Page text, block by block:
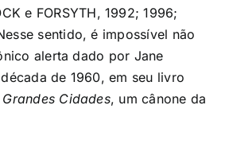
e FORSYTH, 1992; 1996;
sentido, é impossível não
alerta dado por Jane
de 1960, em seu livro
Cidades, um cânone da